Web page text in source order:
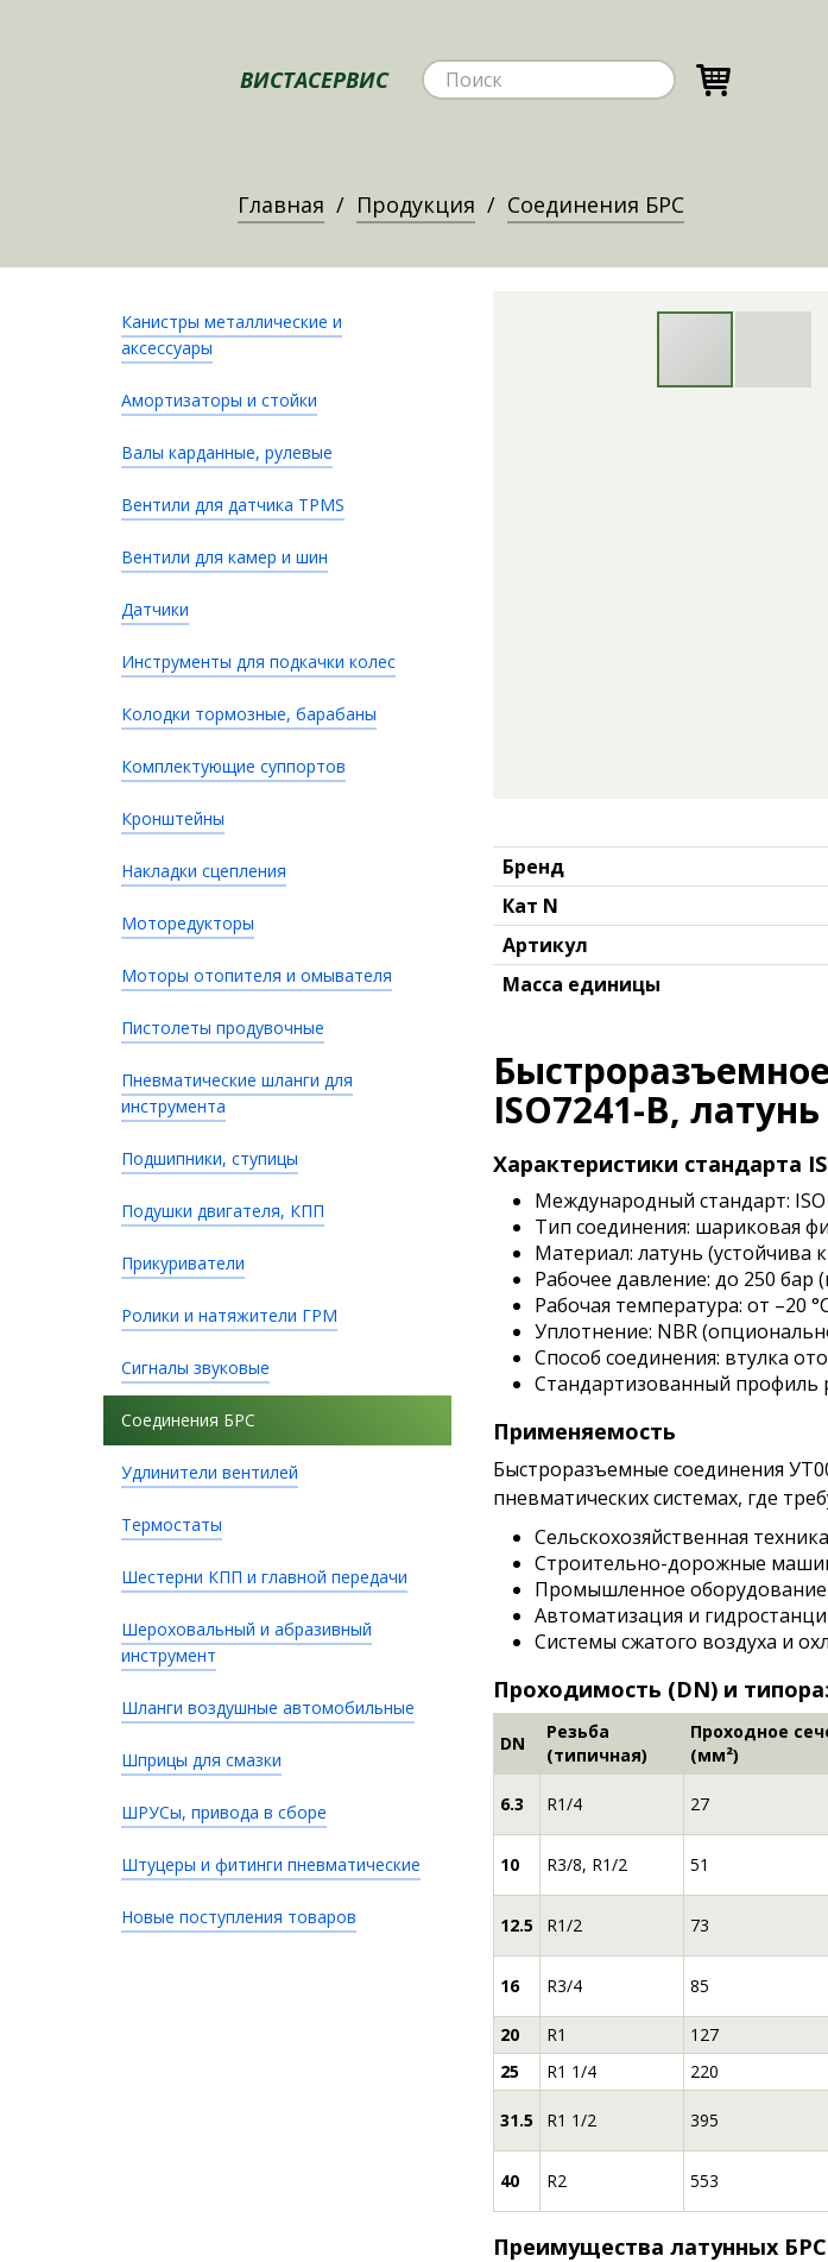
ВИСТАСЕРВИС
Главная Продукция Соединения БРС
Канистры металлические и
аксессуары
Амортизаторы и стойки
Валы карданные, рулевые
Вентили для датчика TPMS
Вентили для камер и шин
Датчики
Инструменты для подкачки колес
Колодки тормозные, барабаны
Комплектующие суппортов
Кронштейны
Накладки сцепления
Моторедукторы
Моторы отопителя и омывателя
Пистолеты продувочные
Пневматические шланги для
инструмента
Подшипники, ступицы
Подушки двигателя, КПП
Прикуриватели
Ролики и натяжители ГРМ
Сигналы звуковые
Соединения БРС
Удлинители вентилей
Термостаты
Шестерни КПП и главной передачи
Шероховальный и абразивный
инструмент
Шланги воздушные автомобильные
Шприцы для смазки
ШРУСы, привода в сборе
Штуцеры и фитинги пневматические
Новые поступления товаров
Бренд
Кат N
Артикул
Масса единицы
ISO7241-B, латунь
Характеристики стандарта
Международный стандарт: ISO
Тип соединения: шариковая
Материал: латунь (устойчива
Рабочее давление: до 250 бар
Рабочая температура: от –20
Уплотнение: NBR
Способ соединения: втулка
Стандартизованный профиль
Применяемость
Быстроразъемные соединения
пневматических системах, где
Сельскохозяйственная
Строительно-дорожные
Промышленное оборудование
Автоматизация и
Системы сжатого воздуха и
Проходимость (DN) и
DN
Резьба
(типичная)
Проходное
(мм²)
6.3 R1/4 27
10 R3/8, R1/2 51
12.5 R1/2 73
16 R3/4 85
20
R1 127
25
R1 1/4 220
31.5 R1 1/2 395
40 R2 553
Преимущества латунных БРС